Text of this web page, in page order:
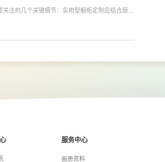
注的几个关键细节：实用型橱柜定制应结合厨房
、拉篮、转角收纳等功能设计，提高空间利用
服务中心
画册资料